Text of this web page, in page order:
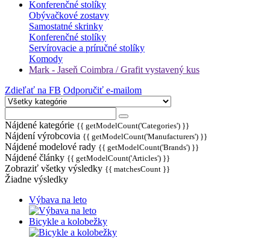
Konferenčné stolíky
Obývačkové zostavy
Samostatné skrinky
Konferenčné stolíky
Servírovacie a príručné stolíky
Komody
Mark - Jaseň Coimbra / Grafit vystavený kus
Zdieľať na FB Odporučiť e-mailom
Nájdené kategórie {{ getModelCount('Categories') }}
Nájdení výrobcovia {{ getModelCount('Manufacturers') }}
Nájdené modelové rady {{ getModelCount('Brands') }}
Nájdené články {{ getModelCount('Articles') }}
Zobraziť všetky výsledky {{ matchesCount }}
Žiadne výsledky
Výbava na leto
Bicykle a kolobežky